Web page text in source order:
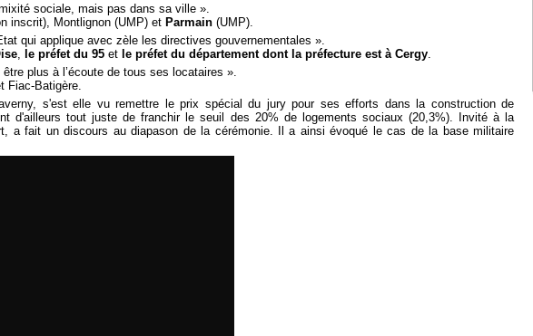
sociale, mais pas dans sa ville ».
inscrit), Montlignon (UMP) etParmain (UMP).
qui applique avec zèle les directives gouvernementales ».
,le préfet du 95 etle préfet du département dont la préfecture est à Cergy
plus à l’écoute de tous ses locataires ».
Fiac-Batigère.
s'est elle vu remettre le prix spécial du jury pour ses efforts dans la construction de
d'ailleurs tout juste de franchir le seuil des 20% de logements sociaux (20,3%). Invité à la
a fait un discours au diapason de la cérémonie. Il a ainsi évoqué le cas de la base militaire